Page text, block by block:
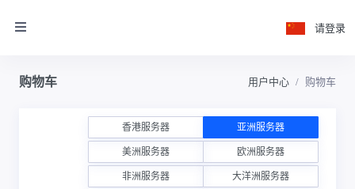
请登录
购物车 用户中心 购物车
香港服务器 亚洲服务器
美洲服务器 欧洲服务器
非洲服务器 大洋洲服务器